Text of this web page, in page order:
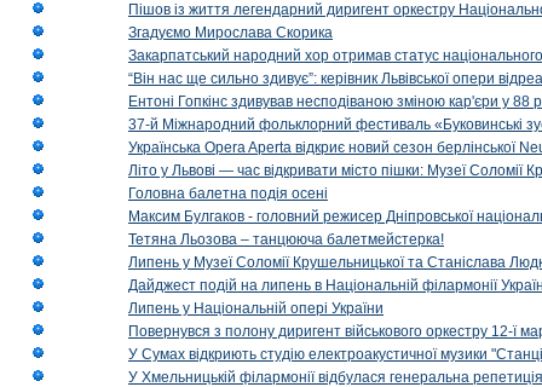
Пішов із життя легендарний диригент оркестру
Згадуємо Мирослава Скорика
Закарпатський народний хор отримав статус національного
“Він нас ще сильно здивує”: керівник Львівської опери
Ентоні Гопкінс здивував несподіваною зміною кар'єри у 88
37-й Міжнародний фольклорний фестиваль «Буковинські
Українська Opera Aperta відкриє новий сезон берлінської
Літо у Львові — час відкривати місто пішки: Музеї Соломії
Головна балетна подія осені
Максим Булгаков - головний режисер Дніпровської
Тетяна Льозова – танцююча балетмейстерка!
Липень у Музеї Соломії Крушельницької та Станіслава
Дайджест подій на липень в Національній філармонії
Липень у Національній опері України
Повернувся з полону диригент військового оркестру 12-ї
У Сумах відкриють студію електроакустичної музики
У Хмельницькій філармонії відбулася генеральна